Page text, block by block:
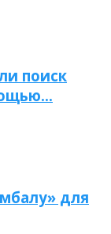
поиск
для